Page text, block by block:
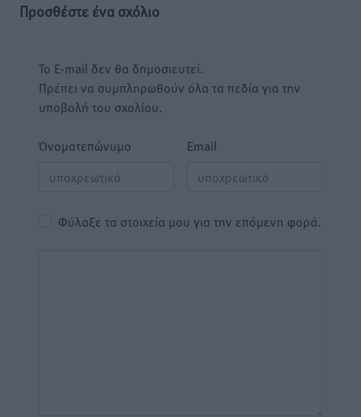
Προσθέστε ένα σχόλιο
Το E-mail δεν θα δημοσιευτεί.
Πρέπει να συμπληρωθούν όλα τα πεδία για την
υποβολή του σχολίου.
Όνοματεπώνυμο Email
Φύλαξε τα στοιχεία μου για την επόμενη φορά.